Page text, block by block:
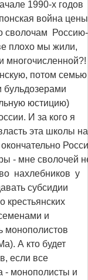
1990-х годов
война цены
сволочам Россию-
плохо мы жили,
многочисленной?!
потом семью
бульдозерами
юстицию)
И за кого я
эта школы на
- мне сволочей
нахлебников у
субсидии
крестьянских
и
монополистов
А кто будет
если все
- монополисты и